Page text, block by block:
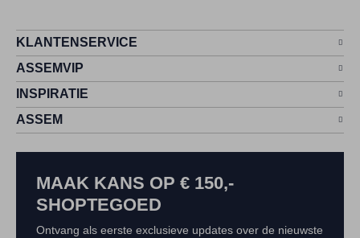
KLANTENSERVICE
ASSEMVIP
INSPIRATIE
ASSEM
MAAK KANS OP € 150,-
SHOPTEGOED
Ontvang als eerste exclusieve updates over de nieuwste